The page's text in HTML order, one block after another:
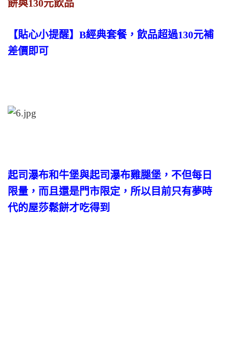
餅與130元飲品
【貼心小提醒】B經典套餐，飲品超過130元補
差價即可
起司瀑布和牛堡與起司瀑布雞腿堡，不但每日
限量，而且還是門市限定，所以目前只有夢時
代的屋莎鬆餅才吃得到